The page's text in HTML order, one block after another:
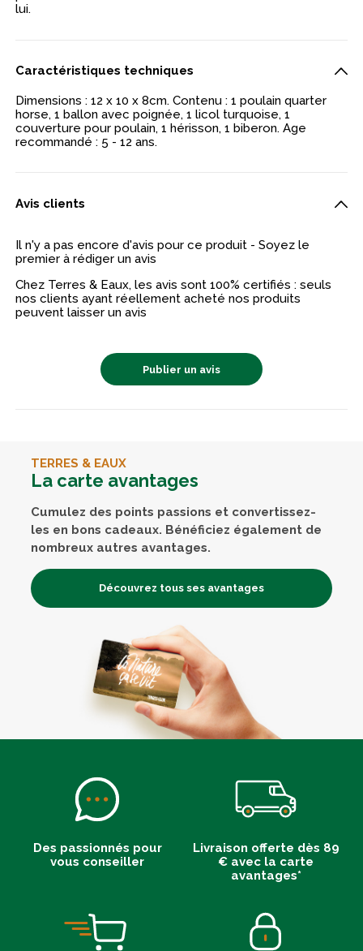
lui.
Caractéristiques techniques
Dimensions : 12 x 10 x 8cm. Contenu : 1 poulain quarter
horse, 1 ballon avec poignée, 1 licol turquoise, 1
couverture pour poulain, 1 hérisson, 1 biberon. Age
recommandé : 5 - 12 ans.
Avis clients
Il n'y a pas encore d'avis pour ce produit - Soyez le
premier à rédiger un avis
Chez Terres & Eaux, les avis sont 100% certifiés : seuls
nos clients ayant réellement acheté nos produits
peuvent laisser un avis
Publier un avis
TERRES & EAUX
La carte avantages
Cumulez des points passions et convertissez-
les en bons cadeaux. Bénéficiez également de
nombreux autres avantages.
Découvrez tous ses avantages
Des passionnés pour
vous conseiller
Livraison offerte dès 89
€ avec la carte
avantages*